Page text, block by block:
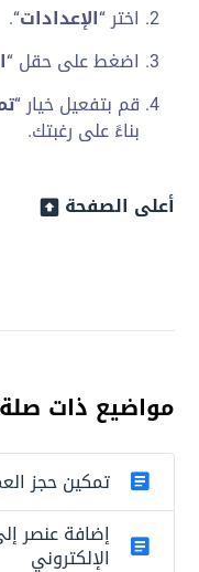
اختر “الإعدادات“.
اضغط على حقل “
قم بتفعيل خيار “
بناءً على رغبتك.
أعلى الصفحة
مواضيع ذات صلة
تمكين حجز
إضافة عنصر
الإلكتروني